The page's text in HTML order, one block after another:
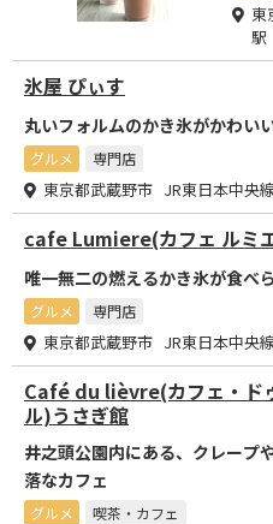
東
駅
氷屋 ぴぃす
丸いフォルムのかき氷がかわい
グルメ 専門店
東京都武蔵野市 JR東日本中央
cafe Lumiere(カフェ ルミ
唯一無二の燃えるかき氷が食べ
グルメ 専門店
東京都武蔵野市 JR東日本中央
Café du lièvre(カフェ・ド
ル)うさぎ館
井之頭公園内にある、クレープ
落なカフェ
グルメ 喫茶・カフェ